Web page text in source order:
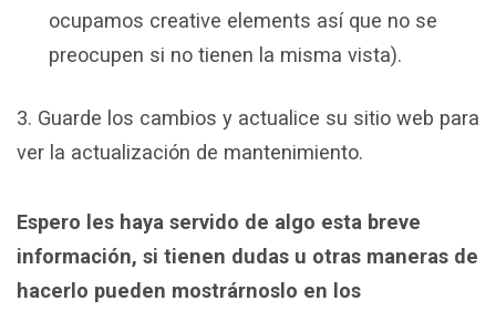
ocupamos creative elements así que no se
preocupen si no tienen la misma vista).
3. Guarde los cambios y actualice su sitio web para
ver la actualización de mantenimiento.
Espero les haya servido de algo esta breve
información, si tienen dudas u otras maneras de
hacerlo pueden mostrárnoslo en los